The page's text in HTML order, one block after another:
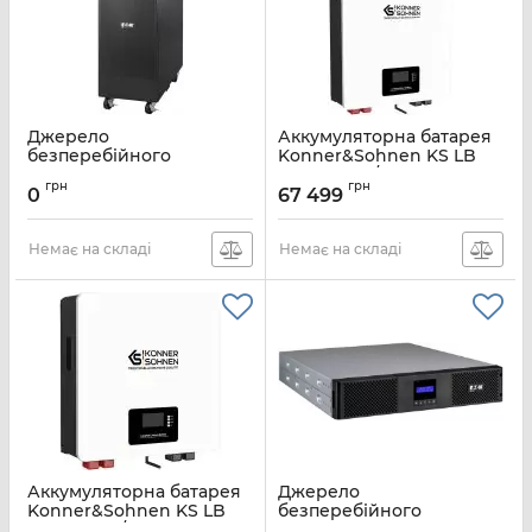
Джерело
безперебійного
10000VA/8000W, LCD,
Артикул: 9E10KI
0 грн
Немає на складі
Аккумуляторна батарея
Konner&Sohnen KS LB
48–100 48В/100Ah LiFePo4
45кг
Артикул: KSLB48-100
67 499 грн
Немає на складі
Аккумуляторна батарея
Konner&Sohnen KS LB
Джерело
безперебійного